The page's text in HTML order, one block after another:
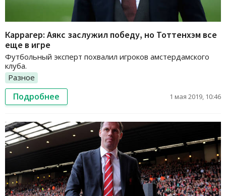
Каррагер: Аякс заслужил победу, но Тоттенхэм все
еще в игре
Футбольный эксперт похвалил игроков амстердамского
клуба.
Разное
Подробнее 1 мая 2019, 10:46